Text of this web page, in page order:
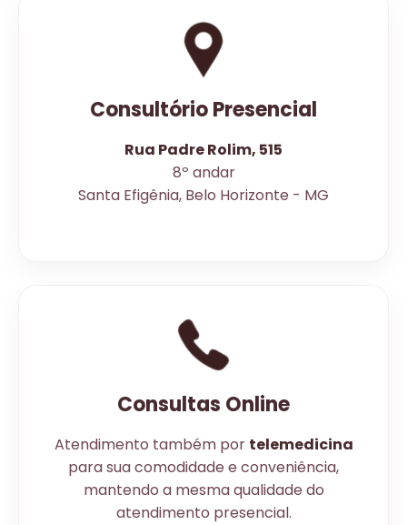
Consultório Presencial
Rua Padre Rolim, 515
8º andar
Santa Efigênia, Belo Horizonte - MG
Consultas Online
Atendimento também por telemedicina
para sua comodidade e conveniência,
mantendo a mesma qualidade do
atendimento presencial.